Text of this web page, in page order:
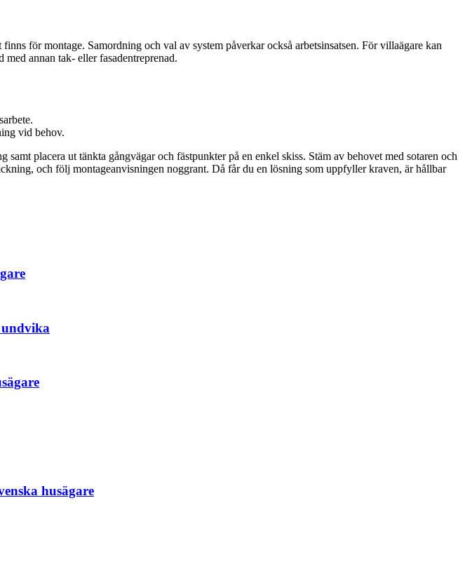
för montage. Samordning och val av system påverkar också arbetsinsatsen. För villaägare kan
annan tak- eller fasadentreprenad.
vid behov.
placera ut tänkta gångvägar och fästpunkter på en enkel skiss. Stäm av behovet med sotaren och
och följ montageanvisningen noggrant. Då får du en lösning som uppfyller kraven, är hållbar
husägare